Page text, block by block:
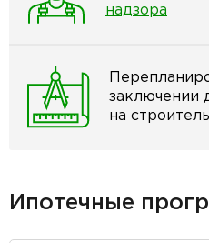
надзора
заключении
на
Ипотечные